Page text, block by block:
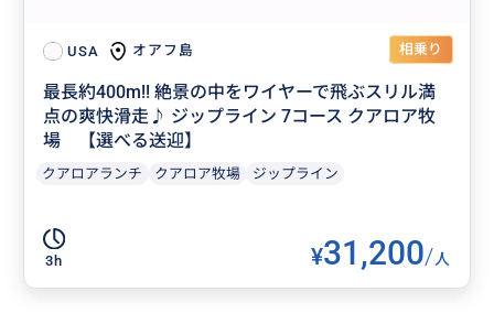
USA オアフ島 相乗り
最長約400m!! 絶景の中をワイヤーで飛ぶスリル満
点の爽快滑走♪ ジップライン 7コース クアロア牧
場 【選べる送迎】
クアロアランチ クアロア牧場 ジップライン
3h ¥31,200/人